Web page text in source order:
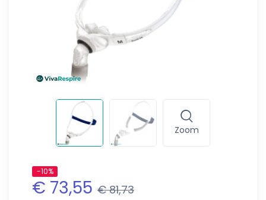
Zoom
-10%
€ 73,55 € 81,73